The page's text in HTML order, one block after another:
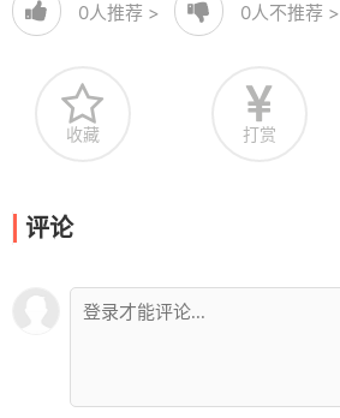
0人推荐 > 0人不推荐 >
收藏 打赏
评论